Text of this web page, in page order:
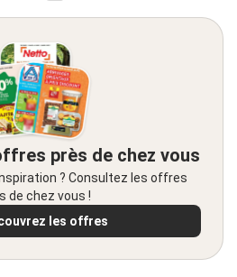
près de chez vous
? Consultez les offres
de chez vous !
les offres